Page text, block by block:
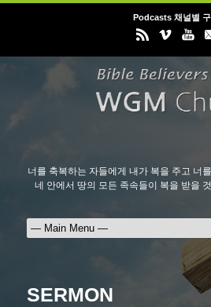
Podcasts 채널별
너를 축복하는 자들에게 내가 복을 주고 너
네 안에서 땅의 모든 족속들이 복을 받을
SERMON